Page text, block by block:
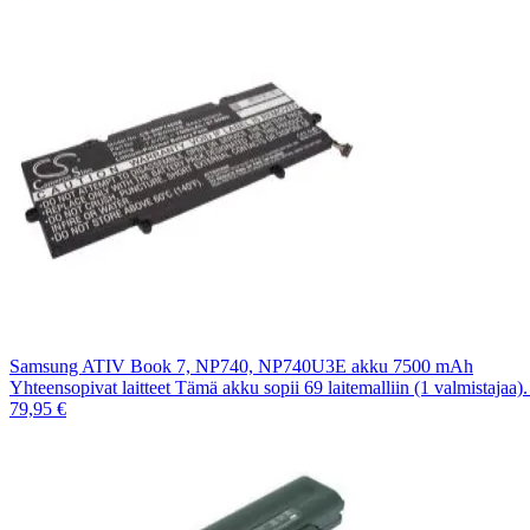
Samsung ATIV Book 7, NP740, NP740U3E akku 7500 mAh
Yhteensopivat laitteet Tämä akku sopii 69 laitemalliin (1
79,95 €